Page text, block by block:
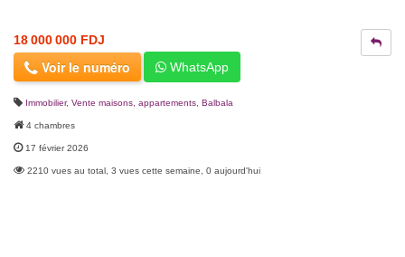
18 000 000 FDJ
Voir le numéro WhatsApp
Immobilier, Vente maisons, appartements Balbala
4 chambres
17 février 2026
2210 vues au total, 3 vues cette semaine, 0 aujourd'hui